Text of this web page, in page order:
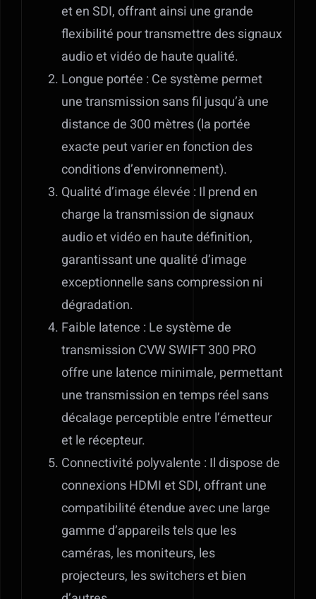
et en SDI, offrant ainsi une grande
flexibilité pour transmettre des signaux
audio et vidéo de haute qualité.
Longue portée : Ce système permet
une transmission sans fil jusqu’à une
distance de 300 mètres (la portée
exacte peut varier en fonction des
conditions d’environnement).
Qualité d’image élevée : Il prend en
charge la transmission de signaux
audio et vidéo en haute définition,
garantissant une qualité d’image
exceptionnelle sans compression ni
dégradation.
Faible latence : Le système de
transmission CVW SWIFT 300 PRO
offre une latence minimale, permettant
une transmission en temps réel sans
décalage perceptible entre l’émetteur
et le récepteur.
Connectivité polyvalente : Il dispose de
connexions HDMI et SDI, offrant une
compatibilité étendue avec une large
gamme d’appareils tels que les
caméras, les moniteurs, les
projecteurs, les switchers et bien